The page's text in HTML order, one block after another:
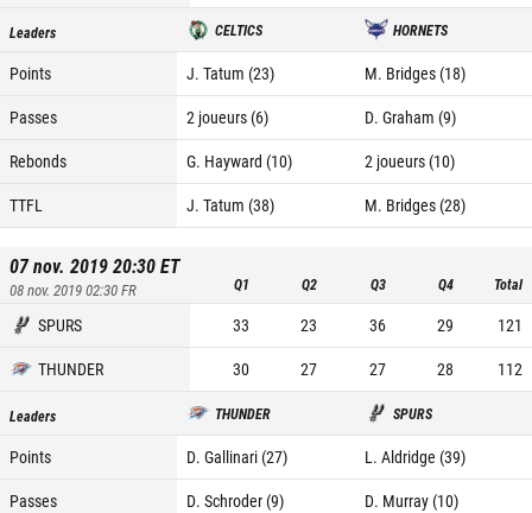
Leaders CELTICS HORNETS
Points J. Tatum (23)
M. Bridges (18)
Passes
2 joueurs (6)
D. Graham (9)
Rebonds
G. Hayward (10)
2 joueurs (10)
TTFL
J. Tatum (38) M. Bridges (28)
07 nov. 2019 20:30ET
08 nov. 2019 02:30FR Q1 Q2 Q3 Q4 Total
SPURS 33 23 36 29
121
THUNDER
30 27 27 28 112
Leaders THUNDER SPURS
Points D. Gallinari (27)
L. Aldridge (39)
Passes
D. Schroder (9)
D. Murray (10)